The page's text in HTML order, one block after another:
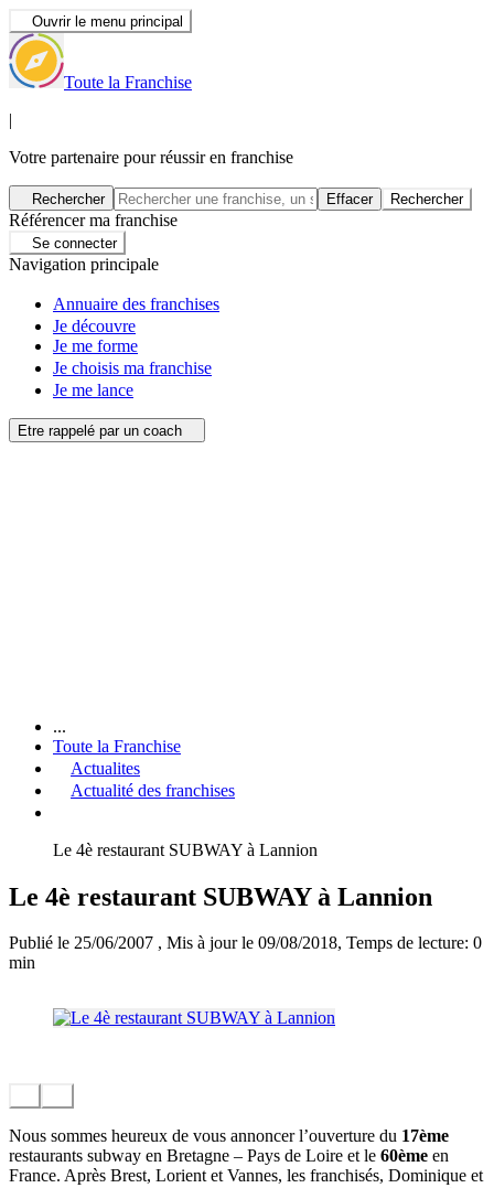
Ouvrir le menu principal
Toute la Franchise
|
Votre partenaire pour réussir en franchise
Rechercher Effacer Rechercher
Référencer ma franchise
Se connecter
Navigation principale
Annuaire des franchises
Je découvre
Je me forme
Je choisis ma franchise
Je me lance
Etre rappelé par un coach
...
Toute la Franchise
Actualites
Actualité des franchises
Le 4è restaurant SUBWAY à Lannion
Le 4è restaurant SUBWAY à Lannion
Publié le 25/06/2007 , Mis à jour le 09/08/2018, Temps de lecture: 0
min
Nous sommes heureux de vous annoncer l’ouverture du 17ème
restaurants subway en Bretagne – Pays de Loire et le 60ème en
France. Après Brest, Lorient et Vannes, les franchisés, Dominique et